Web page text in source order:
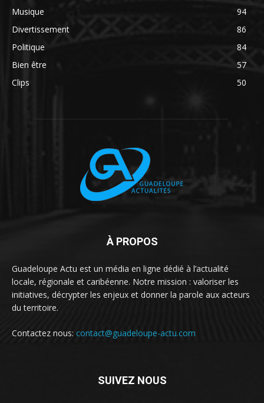
Musique
94
Divertissement
86
Politique
84
Bien être
57
Clips
50
À PROPOS
Guadeloupe Actu est un média en ligne dédié à l’actualité
locale, régionale et caribéenne. Notre mission : valoriser les
initiatives, décrypter les enjeux et donner la parole aux acteurs
du territoire.
Contactez nous: contact@guadeloupe-actu.com
SUIVEZ NOUS